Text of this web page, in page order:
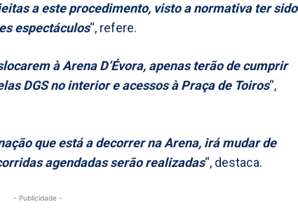
a este procedimento, visto a normativa ter sido
espectáculos“, refere.
à Arena D’Évora, apenas terão de cumprir
DGS no interior e acessos à Praça de Toiros“,
que está a decorrer na Arena, irá mudar de
agendadas serão realizadas“, destaca.
- Publicidade -